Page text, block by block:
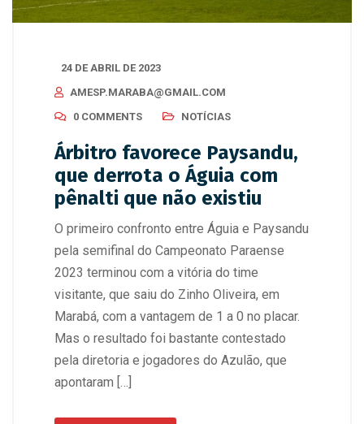
24 DE ABRIL DE 2023
AMESP.MARABA@GMAIL.COM
0 COMMENTS
NOTÍCIAS
Árbitro favorece Paysandu,
que derrota o Águia com
pênalti que não existiu
O primeiro confronto entre Águia e Paysandu
pela semifinal do Campeonato Paraense
2023 terminou com a vitória do time
visitante, que saiu do Zinho Oliveira, em
Marabá, com a vantagem de 1 a 0 no placar.
Mas o resultado foi bastante contestado
pela diretoria e jogadores do Azulão, que
apontaram […]